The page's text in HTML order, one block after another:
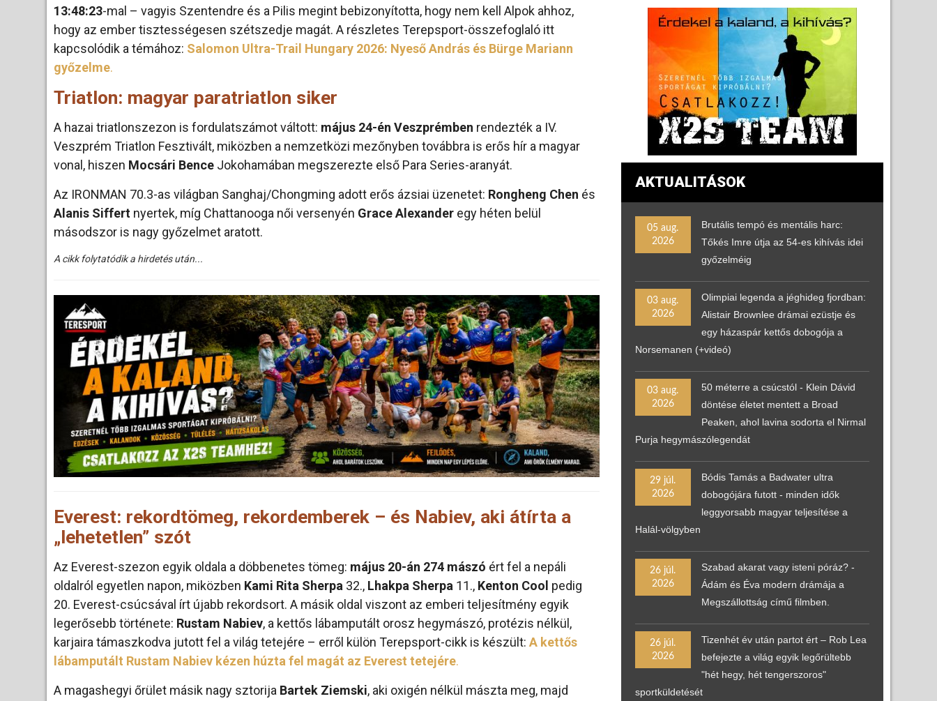
13:48:23-mal – vagyis Szentendre és a Pilis megint bebizonyította, hogy nem kell Alpok ahhoz,
hogy az ember tisztességesen szétszedje magát. A részletes Terepsport-összefoglaló itt
kapcsolódik a témához: Salomon Ultra-Trail Hungary 2026: Nyeső András és Bürge Mariann
győzelme.
Triatlon: magyar paratriatlon siker
A hazai triatlonszezon is fordulatszámot váltott: május 24-én Veszprémben rendezték a IV.
Veszprém Triatlon Fesztivált, miközben a nemzetközi mezőnyben továbbra is erős hír a magyar
vonal, hiszen Mocsári Bence Jokohamában megszerezte első Para Series-aranyát.
Az IRONMAN 70.3-as világban Sanghaj/Chongming adott erős ázsiai üzenetet: Rongheng Chen és
Alanis Siffert nyertek, míg Chattanooga női versenyén Grace Alexander egy héten belül
másodszor is nagy győzelmet aratott.
A cikk folytatódik a hirdetés után...
Everest: rekordtömeg, rekordemberek – és Nabiev, aki átírta a
„lehetetlen” szót
Az Everest-szezon egyik oldala a döbbenetes tömeg: május 20-án 274 mászó ért fel a nepáli
oldalról egyetlen napon, miközben Kami Rita Sherpa 32., Lhakpa Sherpa 11., Kenton Cool pedig
20. Everest-csúcsával írt újabb rekordsort. A másik oldal viszont az emberi teljesítmény egyik
legerősebb története: Rustam Nabiev, a kettős lábamputált orosz hegymászó, protézis nélkül,
karjaira támaszkodva jutott fel a világ tetejére – erről külön Terepsport-cikk is készült: A kettős
lábamputált Rustam Nabiev kézen húzta fel magát az Everest tetejére.
A magashegyi őrület másik nagy sztorija Bartek Ziemski, aki oxigén nélkül mászta meg, majd
AKTUALITÁSOK
05 aug.
2026
Brutális tempó és mentális harc:
Tőkés Imre útja az 54-es kihívás idei
győzelméig
03 aug.
2026
Olimpiai legenda a jéghideg fjordban:
Alistair Brownlee drámai ezüstje és
egy házaspár kettős dobogója a
Norsemanen (+videó)
03 aug.
2026
50 méterre a csúcstól - Klein Dávid
döntése életet mentett a Broad
Peaken, ahol lavina sodorta el Nirmal
Purja hegymászólegendát
29 júl.
2026
Bódis Tamás a Badwater ultra
dobogójára futott - minden idők
leggyorsabb magyar teljesítése a
Halál-völgyben
26 júl.
2026
Szabad akarat vagy isteni póráz? -
Ádám és Éva modern drámája a
Megszállottság című filmben.
26 júl.
2026
Tizenhét év után partot ért – Rob Lea
befejezte a világ egyik legőrültebb
"hét hegy, hét tengerszoros"
sportküldetését